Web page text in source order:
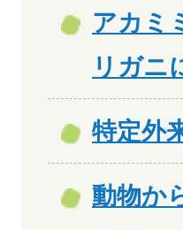
アカミ
リガニ
特定外
動物か